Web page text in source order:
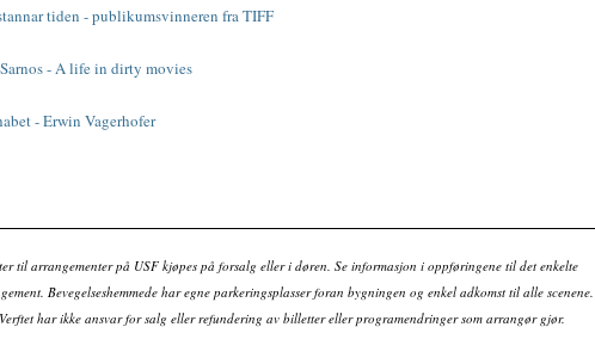
tiden - publikumsvinneren fra TIFF
- A life in dirty movies
- Erwin Vagerhofer
til arrangementer på USF kjøpes på forsalg eller i døren. Se informasjon i oppføringene til det enkelte
Bevegelseshemmede har egne parkeringsplasser foran bygningen og enkel adkomst til alle scenene.
har ikke ansvar for salg eller refundering av billetter eller programendringer som arrangør gjør.